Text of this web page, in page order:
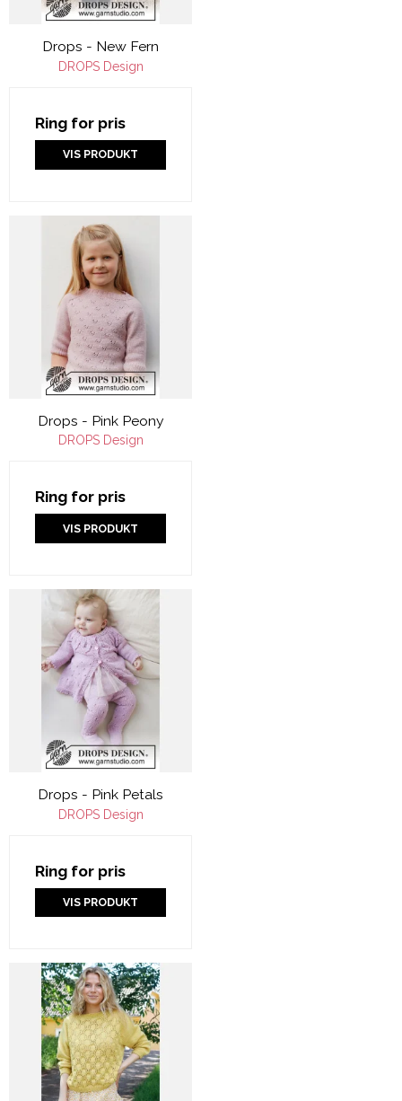
Drops - New Fern
DROPS Design
Ring for pris
VIS PRODUKT
Drops - Pink Peony
DROPS Design
Ring for pris
VIS PRODUKT
Drops - Pink Petals
DROPS Design
Ring for pris
VIS PRODUKT